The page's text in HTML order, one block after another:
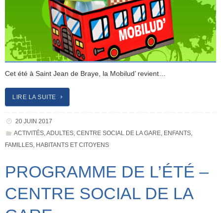
Cet été à Saint Jean de Braye, la Mobilud’ revient…
LIRE LA SUITE
20 JUIN 2017
ACTIVITÉS,ADULTES, CENTRE SOCIAL DE LA GARE, ENFANTS,
FAMILLES, HABITANTS ET CITOYENS
PROGRAMME DE L’ÉTÉ –
CENTRE SOCIAL DE LA